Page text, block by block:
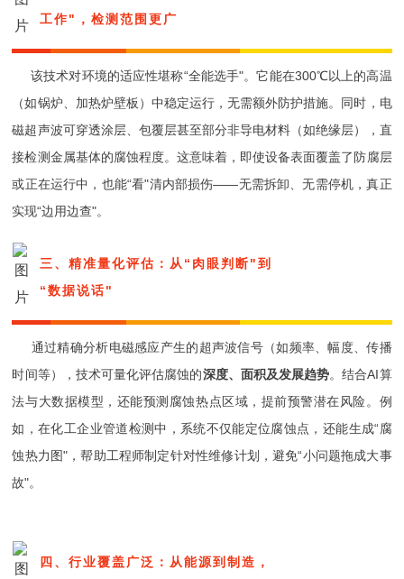
工作"，检测范围更广
该技术对环境的适应性堪称“全能选手"。它能在300℃以上的高温
（如锅炉、加热炉壁板）中稳定运行，无需额外防护措施。同时，电
磁超声波可穿透涂层、包覆层甚至部分非导电材料（如绝缘层），直
接检测金属基体的腐蚀程度。这意味着，即使设备表面覆盖了防腐层
或正在运行中，也能“看"清内部损伤——无需拆卸、无需停机，真正
实现“边用边查"。
三、精准量化评估：从“肉眼判断"到
“数据说话"
通过精确分析电磁感应产生的超声波信号（如频率、幅度、传播
时间等），技术可量化评估腐蚀的深度、面积及发展趋势。结合AI算
法与大数据模型，还能预测腐蚀热点区域，提前预警潜在风险。例
如，在化工企业管道检测中，系统不仅能定位腐蚀点，还能生成“腐
蚀热力图"，帮助工程师制定针对性维修计划，避免“小问题拖成大事
故"。
四、行业覆盖广泛：从能源到制造，